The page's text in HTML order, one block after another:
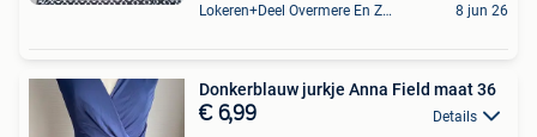
Lokeren+Deel Overmere En Zele 8 jun 26
Donkerblauw jurkje Anna Field maat 36
€ 6,99 Details